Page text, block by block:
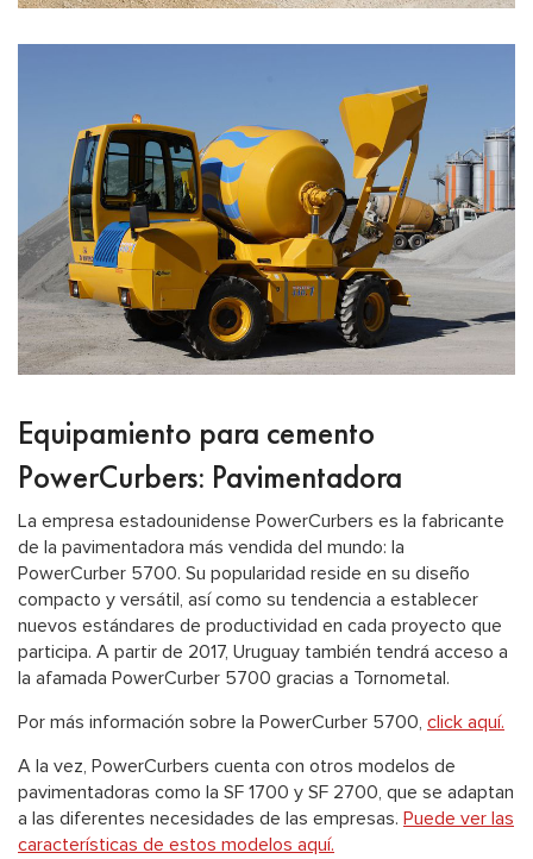
Equipamiento para cemento
PowerCurbers: Pavimentadora
La empresa estadounidense PowerCurbers es la fabricante
de la pavimentadora más vendida del mundo: la
PowerCurber 5700. Su popularidad reside en su diseño
compacto y versátil, así como su tendencia a establecer
nuevos estándares de productividad en cada proyecto que
participa. A partir de 2017, Uruguay también tendrá acceso a
la afamada PowerCurber 5700 gracias a Tornometal.
Por más información sobre la PowerCurber 5700, click aquí.
A la vez, PowerCurbers cuenta con otros modelos de
pavimentadoras como la SF 1700 y SF 2700, que se adaptan
a las diferentes necesidades de las empresas. Puede ver las
características de estos modelos aquí.